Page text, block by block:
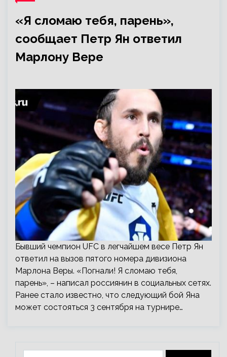
«Я сломаю тебя, парень»,
сообщает Петр Ян ответил
Марлону Вере
Бывший чемпион UFC в легчайшем весе Петр Ян
ответил на вызов пятого номера дивизиона
Марлона Веры. «Погнали! Я сломаю тебя,
парень», – написал россиянин в социальных сетях.
Ранее стало известно, что следующий бой Яна
может состояться 3 сентября на турнире…